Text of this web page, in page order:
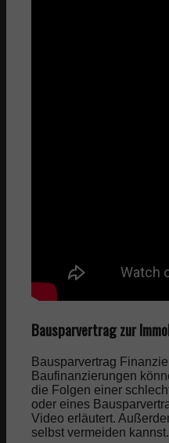
Bausparvertrag zur
Bausparvertrag
Baufinanzierungen
die Folgen einer
oder eines
Video erläutert.
selbst vermeiden kannst.